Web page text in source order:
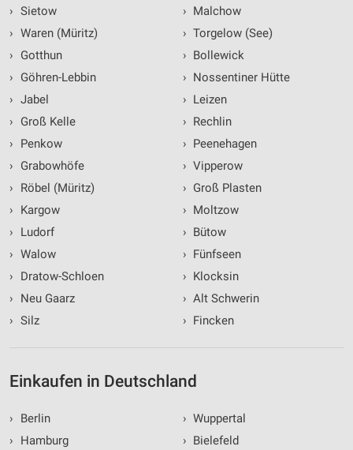
› Sietow
› Waren (Müritz)
›
Gotthun
›
Göhren-Lebbin
› Jabel
›
Groß Kelle
›
Penkow
›
Grabowhöfe
›
Röbel (Müritz)
›
Kargow
›
Ludorf
› Walow
›
Dratow-Schloen
›
Neu Gaarz
› Silz
› Malchow
› Torgelow (See)
› Bollewick
› Nossentiner Hütte
› Leizen
› Rechlin
› Peenehagen
› Vipperow
› Groß Plasten
› Moltzow
› Bütow
› Fünfseen
› Klocksin
› Alt Schwerin
› Fincken
Einkaufen in Deutschland
›
Berlin
›
Hamburg
› Wuppertal
› Bielefeld